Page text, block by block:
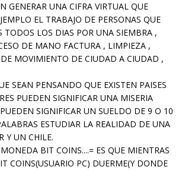
GENERAR UNA CIFRA VIRTUAL QUE
EL TRABAJO DE PERSONAS QUE
TODOS LOS DIAS POR UNA SIEMBRA ,
DE MANO FACTURA , LIMPIEZA ,
DE MOVIMIENTO DE CIUDAD A CIUDAD ,
SEAN PENSANDO QUE EXISTEN PAISES
PUEDEN SIGNIFICAR UNA MISERIA
SIGNIFICAR UN SUELDO DE 9 O 10
ESTUDIAR LA REALIDAD DE UNA
Y UN CHILE.
BIT COINS....= ES QUE MIENTRAS
COINS(USUARIO PC) DUERME(Y DONDE